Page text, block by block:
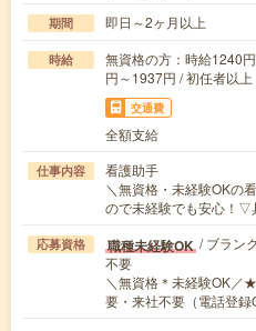
期間 即日～2ヶ月以上
時給
無資格の方：時給1240
円～1937円 / 初任者以
交通費
全額支給
仕事内容
看護助手
＼無資格・未経験OKの
ので未経験でも安心！
応募資格 職種未経験OK / ブラン
不要
＼無資格＊未経験OK／
要・来社不要（電話登